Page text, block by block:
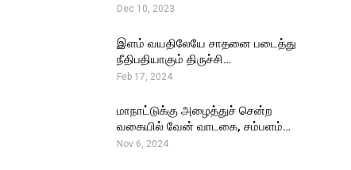
Dec 10, 2023
இளம் வயதிலேயே சாதனை படைத்து
நீதிபதியாகும் திருச்சி…
Feb 17, 2024
மாநாட்டுக்கு அழைத்துச் சென்ற
வகையில் வேன் வாடகை, சம்பளம்…
Nov 6, 2024